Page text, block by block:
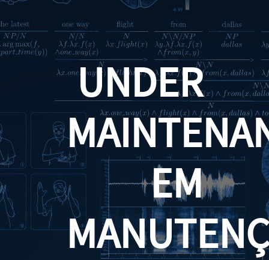
UNDER
EM